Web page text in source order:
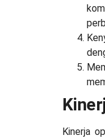
Kinerja